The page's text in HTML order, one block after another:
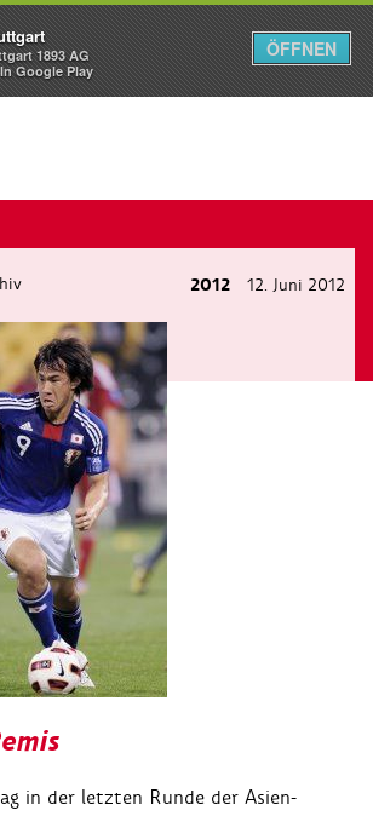
Menü
2012 12. Juni 2012
in der letzten Runde der Asien-
1893 AG
Google Play
ÖFFNEN